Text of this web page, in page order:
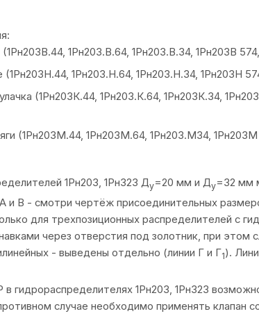
(1Рн203В.44, 1Рн203.В.64, 1Рн203.В.34, 1Рн203В
(1Рн203Н.44, 1Рн203.Н.64, 1Рн203.Н.34, 1Рн203Н
(1Рн203К.44, 1Рн203.К.64, 1Рн203К.34,
(1Рн203М.44, 1Рн203М.64, 1Рн203.М34,
1Рн203, 1Рн323 Ду=20 мм и Ду=32 мм
и В - смотри чертёж присоединительных
для трехпозиционных распределителей с
через отверстия под золотник, при этом
- выведены отдельно (линии Г и Г1).
гидрораспределителях 1Рн203, 1Рн323
случае необходимо применять клапан